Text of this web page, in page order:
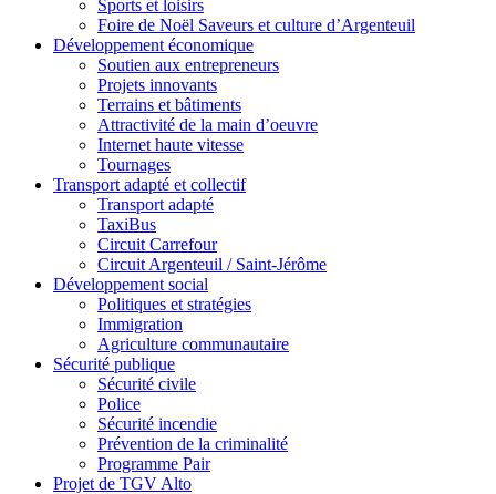
Sports et loisirs
Foire de Noël Saveurs et culture d’Argenteuil
Développement économique
Soutien aux entrepreneurs
Projets innovants
Terrains et bâtiments
Attractivité de la main d’oeuvre
Internet haute vitesse
Tournages
Transport adapté et collectif
Transport adapté
TaxiBus
Circuit Carrefour
Circuit Argenteuil / Saint-Jérôme
Développement social
Politiques et stratégies
Immigration
Agriculture communautaire
Sécurité publique
Sécurité civile
Police
Sécurité incendie
Prévention de la criminalité
Programme Pair
Projet de TGV Alto